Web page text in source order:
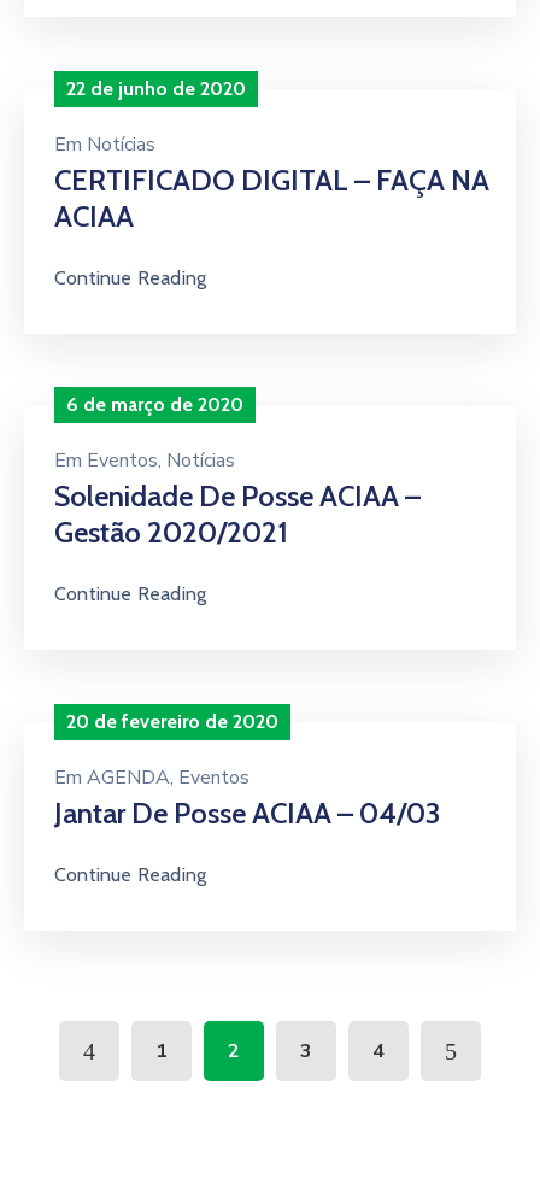
22 de junho de 2020
Em Notícias
CERTIFICADO DIGITAL – FAÇA NA
ACIAA
Continue Reading
6 de março de 2020
Em Eventos‚ Notícias
Solenidade De Posse ACIAA –
Gestão 2020/2021
Continue Reading
20 de fevereiro de 2020
Em AGENDA‚ Eventos
Jantar De Posse ACIAA – 04/03
Continue Reading
1 2 3 4